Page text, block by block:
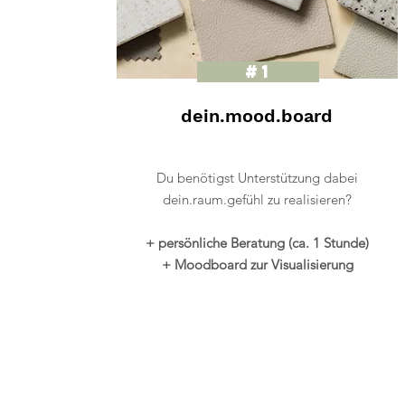
#1
dein.mood.board
Du benötigst Unterstützung dabei
dein.raum.gefühl zu realisieren?
+ persönliche Beratung (ca. 1 Stunde)
+ Moodboard zur Visualisierung